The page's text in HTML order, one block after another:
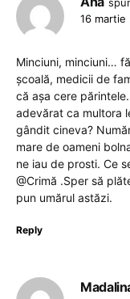
16 martie
Minciuni, minciuni…
școală, medicii de
că așa cere
adevărat ca multora
gândit cineva?
mare de oameni
ne iau de prosti. Ce
@Crimă .Sper să
pun umărul astăzi.
Reply